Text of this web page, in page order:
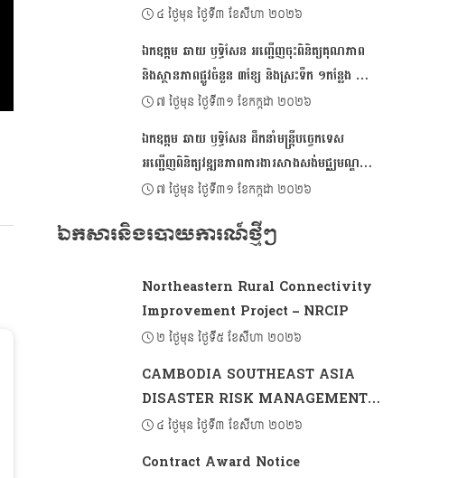
ផ្ញើសារលិខិតជូនពរ គោរពជូនសម្តេចអគ្គមហា
សេនាបតីតេជោ ហ៊ុន សែន ប្រធានព្រឹទ្ធសភា និងជា
ប្រធានក្រុមឧត្តមប្រឹក្សាផ្ទាល់ព្រះមហាក្សត្រ នៃ
ព្រះរាជាណាចក្រកម្ពុជា ក្នុងឱកាសដ៏មហានក្ខត្តឫក្ស
នៃខួបចម្រើនជន្មាយុគម្រប់៧៤ ឈានចូល ៧៥ឆ្នាំ
៤ ថ្ងៃមុន ថ្ងៃទី៣ ខែសីហា ២០២៦
ឯកឧត្ដម ឆាយ ឫទ្ធិសែន អញ្ជើញចុះពិនិត្យគុណភាព
និងស្ថានភាពផ្លូវចំនួន ៣ខ្សែ និងស្រះទឹក ១កន្លែង នៅ
ក្នុងខេត្តតាកែវ
៧ ថ្ងៃមុន ថ្ងៃទី៣១ ខែកក្កដា ២០២៦
ឯកឧត្តម ឆាយ ឫទ្ធិសែន ដឹកនាំមន្ដ្រីបច្ចេកទេស
អញ្ជើញពិនិត្យវឌ្ឍនភាពការងារសាងសង់មជ្ឈមណ្ឌល
អភិវឌ្ឍន៍សហគមន៍ និងហេដ្ឋារចនាសម្ព័ន្ធនានា នៅក្នុង
៧ ថ្ងៃមុន ថ្ងៃទី៣១ ខែកក្កដា ២០២៦
ឯកសារនិងរបាយការណ៍ថ្មីៗ
Northeastern Rural Connectivity
Improvement Project – NRCIP
២ ថ្ងៃមុន ថ្ងៃទី៥ ខែសីហា ២០២៦
CAMBODIA SOUTHEAST ASIA
DISASTER RISK MANAGEMENT
PROJECT 2 (CSADRM-2)
៤ ថ្ងៃមុន ថ្ងៃទី៣ ខែសីហា ២០២៦
Contract Award Notice